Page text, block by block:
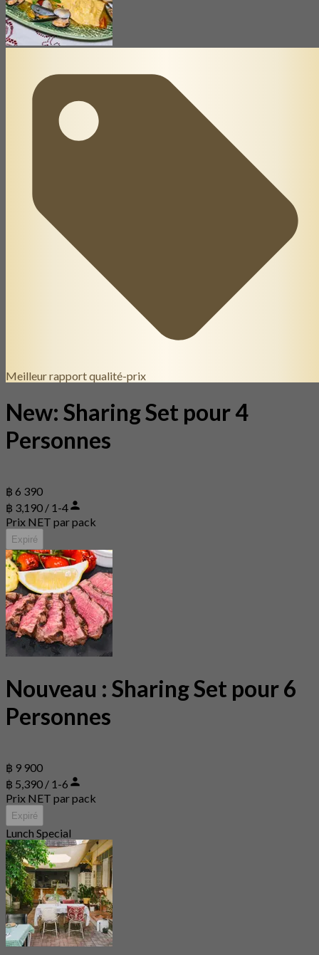
Meilleur rapport qualité-prix
New: Sharing Set pour 4
Personnes
฿ 6 390
฿ 3,190 / 1-4
Prix NET par pack
Expiré
Nouveau : Sharing Set pour 6
Personnes
฿ 9 900
฿ 5,390 / 1-6
Prix NET par pack
Expiré
Lunch Special